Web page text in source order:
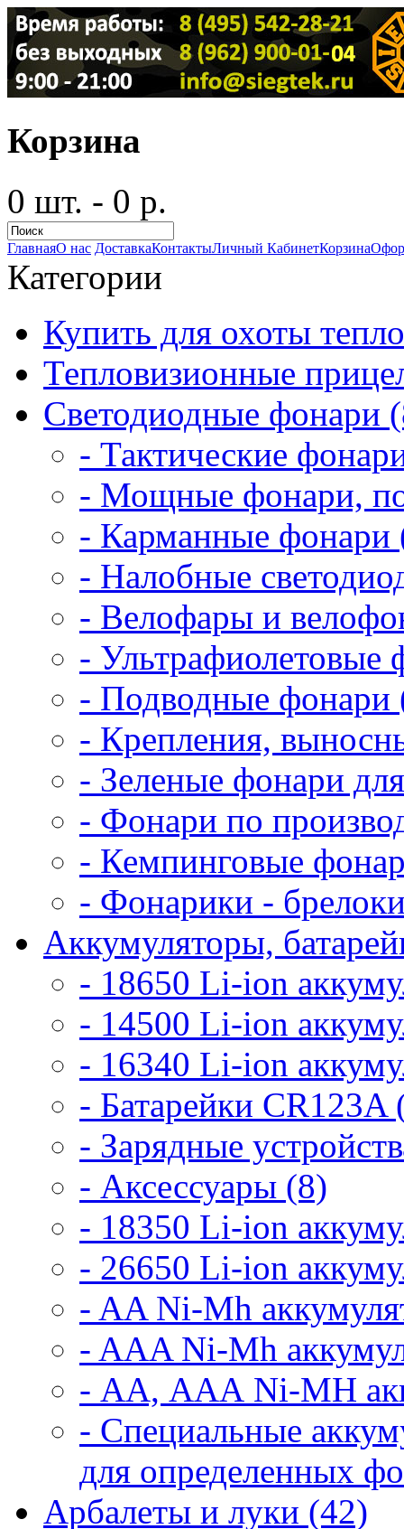
Корзина
0 шт. - 0 р.
ГлавнаяО нас ДоставкаКонтактыЛичный КабинетКорзина
Категории
Купить для охоты
Тепловизионные
Светодиодные фонари
- Тактические
- Мощные фонари,
- Карманные фонари
- Налобные
- Велофары и
- Ультрафиолетовые
- Подводные фонари
- Крепления,
- Зеленые фонари
- Фонари по
- Кемпинговые
- Фонарики -
Аккумуляторы,
- 18650 Li-ion
- 14500 Li-ion
- 16340 Li-ion
- Батарейки CR123A
- Зарядные
- Аксессуары (8)
- 18350 Li-ion
- 26650 Li-ion
- AA Ni-Mh
- AAA Ni-Mh
- АА, ААА Ni-MH
- Специальные
для определенных
Арбалеты и луки (42)